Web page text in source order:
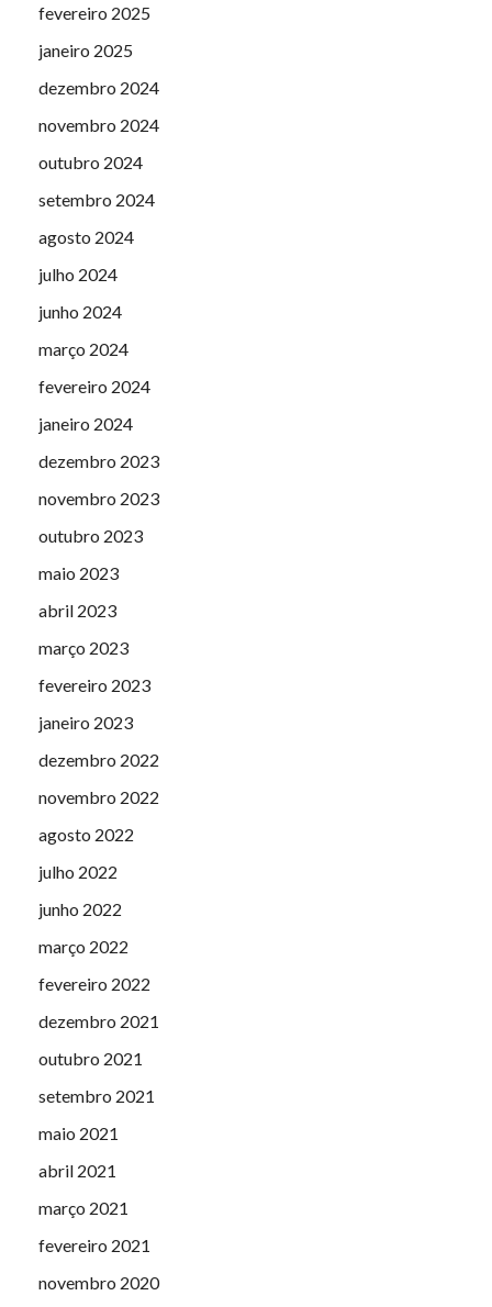
fevereiro 2025
janeiro 2025
dezembro 2024
novembro 2024
outubro 2024
setembro 2024
agosto 2024
julho 2024
junho 2024
março 2024
fevereiro 2024
janeiro 2024
dezembro 2023
novembro 2023
outubro 2023
maio 2023
abril 2023
março 2023
fevereiro 2023
janeiro 2023
dezembro 2022
novembro 2022
agosto 2022
julho 2022
junho 2022
março 2022
fevereiro 2022
dezembro 2021
outubro 2021
setembro 2021
maio 2021
abril 2021
março 2021
fevereiro 2021
novembro 2020